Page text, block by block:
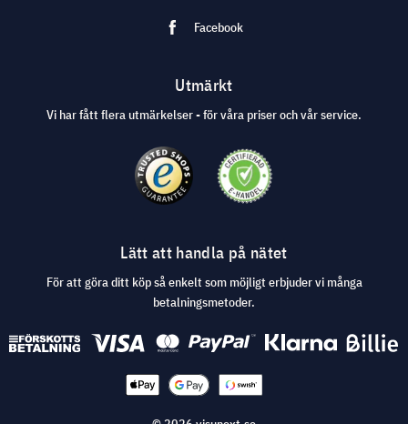
Facebook
Utmärkt
Vi har fått flera utmärkelser - för våra priser och vår service.
Lätt att handla på nätet
För att göra ditt köp så enkelt som möjligt erbjuder vi många
betalningsmetoder.